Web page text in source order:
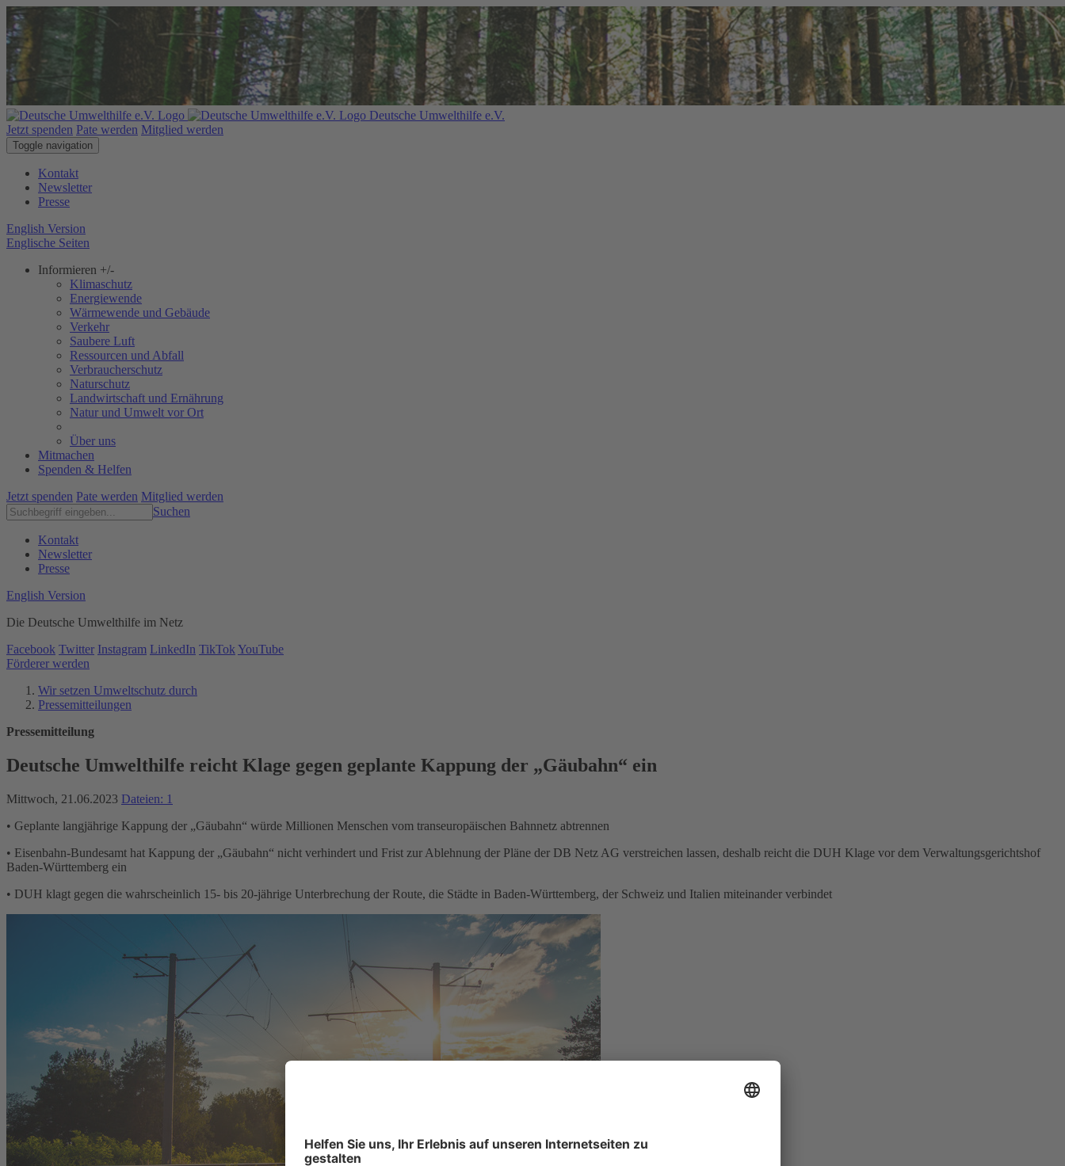
Deutsche Umwelthilfe e.V.
Jetzt spenden Pate werden Mitglied werden
Toggle navigation
Kontakt
Newsletter
Presse
English Version
Englische Seiten
Informieren +/-
Klimaschutz
Energiewende
Wärmewende und Gebäude
Verkehr
Saubere Luft
Ressourcen und Abfall
Verbraucherschutz
Naturschutz
Landwirtschaft und Ernährung
Natur und Umwelt vor Ort
Über uns
Mitmachen
Spenden & Helfen
Jetzt spenden Pate werden Mitglied werden
Suchen
Kontakt
Newsletter
Presse
English Version
Die Deutsche Umwelthilfe im Netz
Facebook Twitter Instagram LinkedIn TikTok YouTube
Förderer werden
Wir setzen Umweltschutz durch
Pressemitteilungen
Pressemitteilung
Deutsche Umwelthilfe reicht Klage gegen geplante Kappung der „Gäubahn“ ein
Mittwoch, 21.06.2023 Dateien: 1
• Geplante langjährige Kappung der „Gäubahn“ würde Millionen Menschen vom transeuropäischen Bahnnetz abtrennen
• Eisenbahn-Bundesamt hat Kappung der „Gäubahn“ nicht verhindert und Frist zur Ablehnung der Pläne der DB Netz AG verstreichen lassen, deshalb reicht die DUH Klage vor dem Verwaltungsgerichtshof
Baden-Württemberg ein
• DUH klagt gegen die wahrscheinlich 15- bis 20-jährige Unterbrechung der Route, die Städte in Baden-Württemberg, der Schweiz und Italien miteinander verbindet